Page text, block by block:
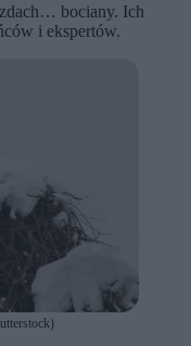
bociany. Ich
i ekspertów.